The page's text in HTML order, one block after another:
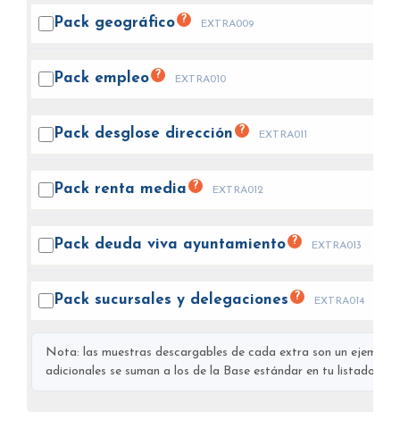
Pack geográfico ? EXTRA009
Pack empleo ? EXTRA010
Pack desglose dirección ? EXTRA011
Pack renta media ? EXTRA012
Pack deuda viva ayuntamiento ? EXTRA013
Pack sucursales y delegaciones ? EXTRA014
Nota: las muestras descargables de cada extra son un
adicionales se suman a los de la Base estándar en tu listado